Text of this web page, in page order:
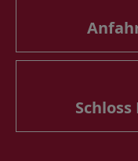
Schloss